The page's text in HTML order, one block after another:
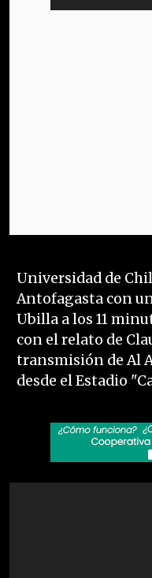
Universidad de
Antofagasta con
Ubilla a los 11
con el relato de
transmisión de Al
desde el Estadio